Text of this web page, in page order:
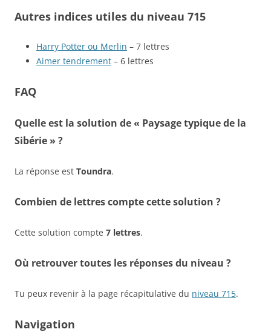
Autres indices utiles du niveau 715
Harry Potter ou Merlin – 7 lettres
Aimer tendrement – 6 lettres
FAQ
Quelle est la solution de « Paysage typique de la
Sibérie » ?
La réponse est Toundra.
Combien de lettres compte cette solution ?
Cette solution compte 7 lettres.
Où retrouver toutes les réponses du niveau ?
Tu peux revenir à la page récapitulative du niveau 715.
Navigation